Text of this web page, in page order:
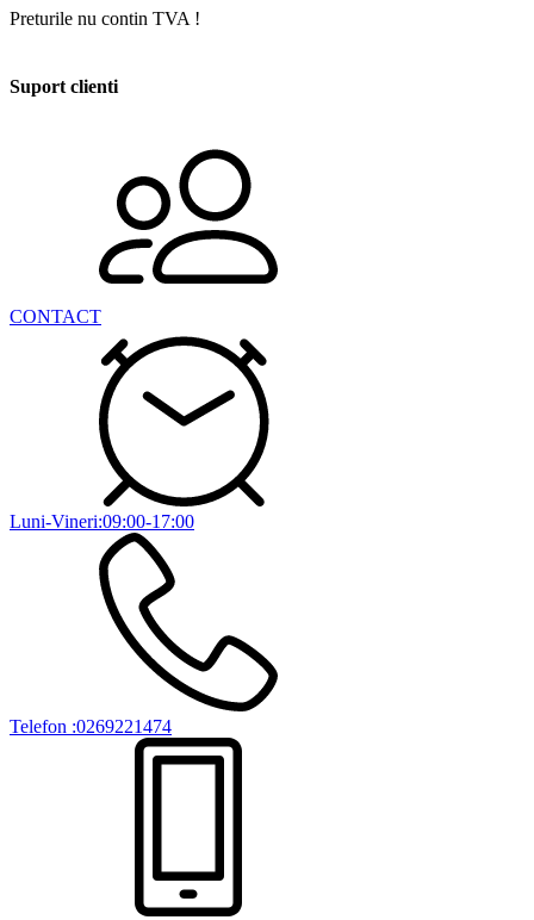
Preturile nu contin TVA !
Suport clienti
CONTACT
Luni-Vineri:09:00-17:00
Telefon :0269221474